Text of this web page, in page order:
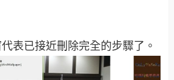
表已接近刪除完全的步驟了。